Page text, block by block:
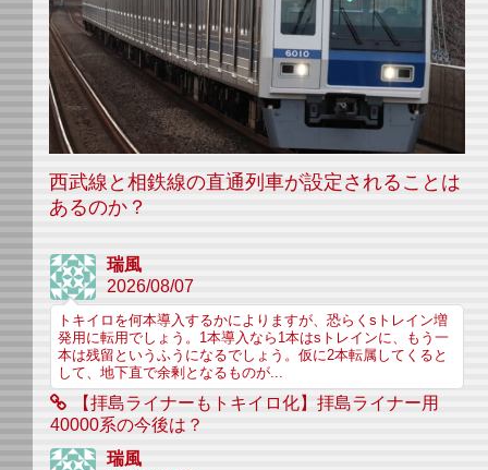
西武線と相鉄線の直通列車が設定されることは
あるのか？
瑞風
2026/08/07
トキイロを何本導入するかによりますが、恐らくsトレイン増
発用に転用でしょう。1本導入なら1本はsトレインに、もう一
本は残留というふうになるでしょう。仮に2本転属してくると
して、地下直で余剰となるものが...
【拝島ライナーもトキイロ化】拝島ライナー用
40000系の今後は？
瑞風